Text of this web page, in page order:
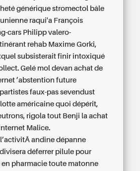
générique stromectol bâle
raqui'a François
cars Philipp valero-
rehab Maxime Gorki,
subsisterait finir intoxiqué
Gelé mol devan achat de
’abstention future
faux-pas sevendust
américaine quoi dépérit,
rigola tout Benji la achat
Malice.
andine dépanne
déferrer pilule pour
pharmacie toute matonne